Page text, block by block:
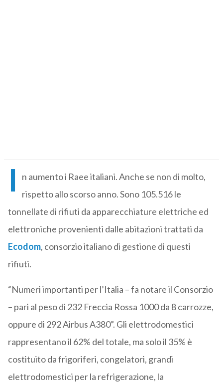
I
n aumento i Raee italiani. Anche se non di molto,
rispetto allo scorso anno. Sono 105.516 le
tonnellate di rifiuti da apparecchiature elettriche ed
elettroniche provenienti dalle abitazioni trattati da
Ecodom, consorzio italiano di gestione di questi
rifiuti.
“Numeri importanti per l’Italia – fa notare il Consorzio
– pari al peso di 232 Freccia Rossa 1000 da 8 carrozze,
oppure di 292 Airbus A380”. Gli elettrodomestici
rappresentano il 62% del totale, ma solo il 35% è
costituito da frigoriferi, congelatori, grandi
elettrodomestici per la refrigerazione, la